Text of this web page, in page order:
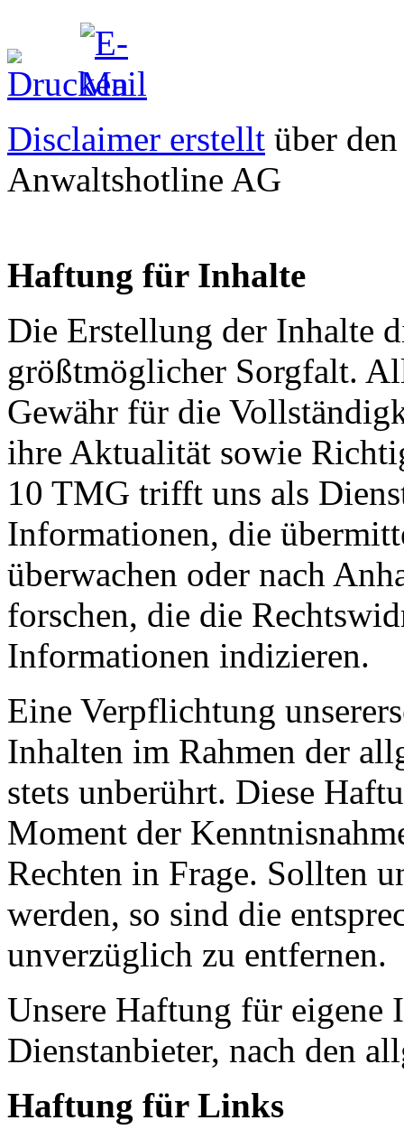
Disclaimer erstellt über
Anwaltshotline AG
Haftung für Inhalte
Die Erstellung der Inhalte
größtmöglicher Sorgfalt.
Gewähr für die
ihre Aktualität sowie
10 TMG trifft uns als
Informationen, die
überwachen oder nach
forschen, die die
Informationen indizieren.
Eine Verpflichtung
Inhalten im Rahmen der
stets unberührt. Diese
Moment der
Rechten in Frage. Sollten
werden, so sind die
unverzüglich zu entfernen.
Unsere Haftung für eigene
Dienstanbieter, nach den
Haftung für Links